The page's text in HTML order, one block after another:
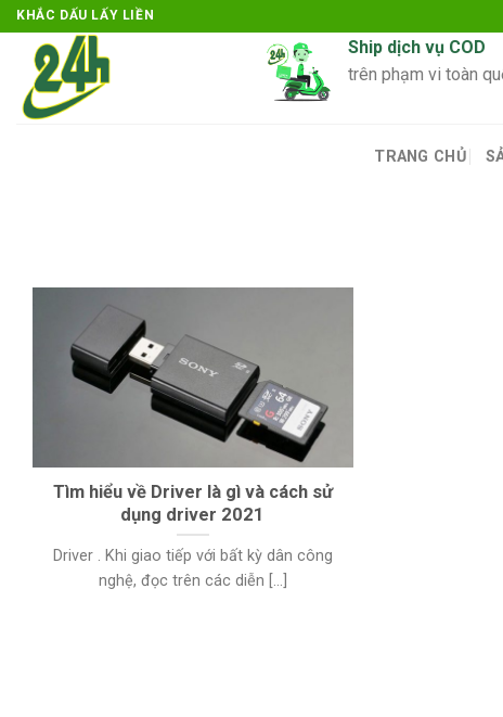
Skip
to
content
KHẮC DẤU LẤY LIỀN
Ship dịch vụ COD
trên phạm vi toàn
TRANG CHỦ
Tìm hiểu về Driver là gì và cách sử
dụng driver 2021
Driver . Khi giao tiếp với bất kỳ dân công
nghệ, đọc trên các diễn [...]